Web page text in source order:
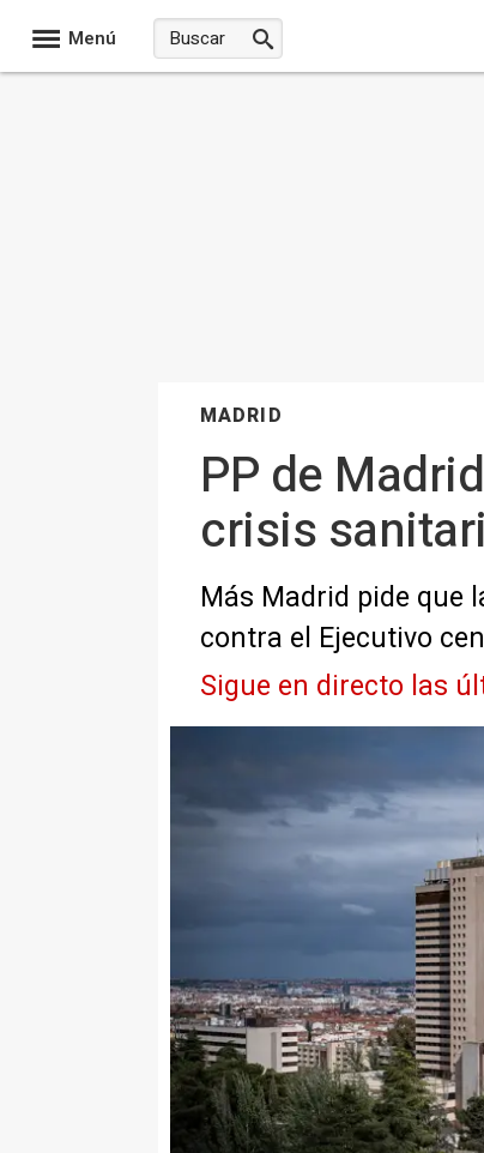
Menú
MADRID
PP de
crisis
Más Madrid pide que
contra el Ejecutivo
Sigue en directo las